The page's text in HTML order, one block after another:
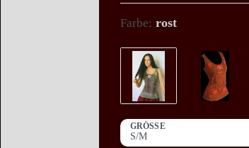
Farbe: rost
GRÖSSE